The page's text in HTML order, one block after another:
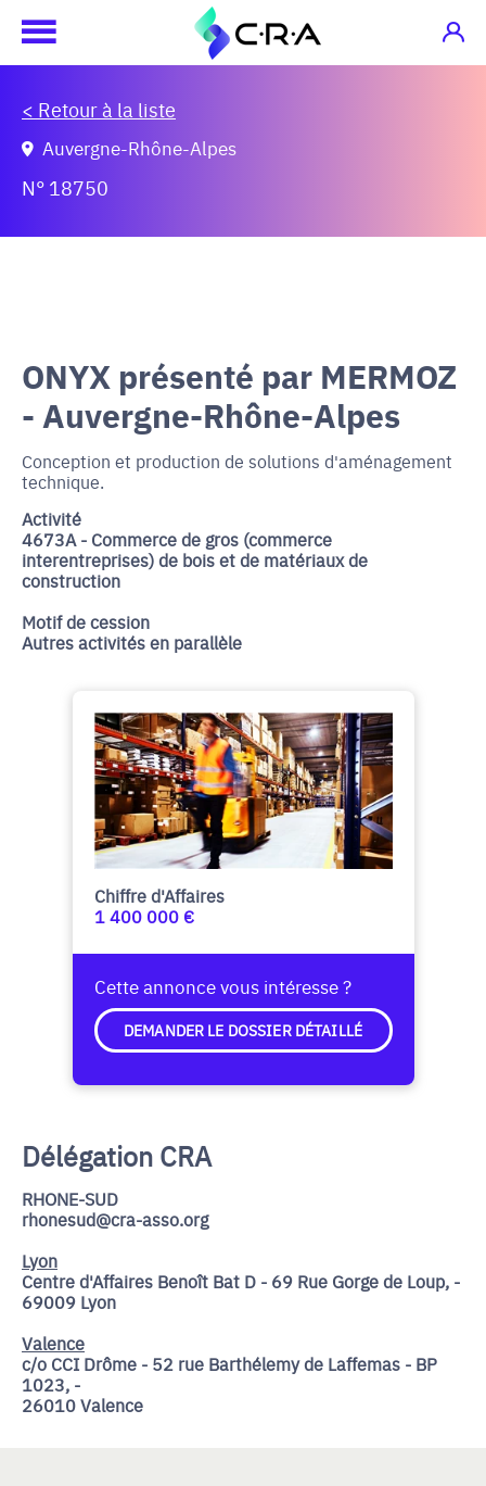
< Retour à la liste
N° 18750
Auvergne-Rhône-Alpes
ONYX présenté par MERMOZ
- Auvergne-Rhône-Alpes
Conception et production de solutions d'aménagement
technique.
Activité
4673A - Commerce de gros (commerce
interentreprises) de bois et de matériaux de
construction
Motif de cession
Autres activités en parallèle
Chiffre d'Affaires
1 400 000 €
Cette annonce vous intéresse ?
DEMANDER LE DOSSIER DÉTAILLÉ
Délégation CRA
RHONE-SUD
rhonesud@cra-asso.org
Lyon
Centre d'Affaires Benoît Bat D - 69 Rue Gorge de Loup, -
69009 Lyon
Valence
c/o CCI Drôme - 52 rue Barthélemy de Laffemas - BP
1023, -
26010 Valence